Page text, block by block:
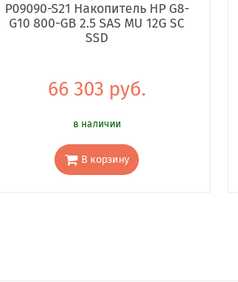
P09090-S21 Накопитель HP G8-
G10 800-GB 2.5 SAS MU 12G SC
SSD
66 303 руб.
в наличии
В корзину